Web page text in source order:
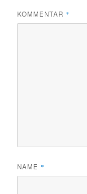
KOMMENTAR *
NAME *